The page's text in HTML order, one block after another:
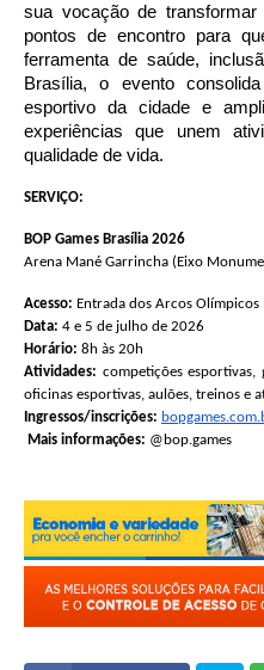
sua vocação de
pontos de encontro para
ferramenta de saúde,
Brasília, o evento
esportivo da cidade e
experiências que unem
qualidade de vida.
SERVIÇO:
BOP Games Brasília 2026
Arena Mané Garrincha (Eixo
Acesso: Entrada dos Arcos Olímpicos
Data: 4 e 5 de julho de 2026
Horário: 8h às 20h
Atividades: competições esportivas,
oficinas esportivas, aulões, treinos e
Ingressos/inscrições:
Mais informações: @bop.games